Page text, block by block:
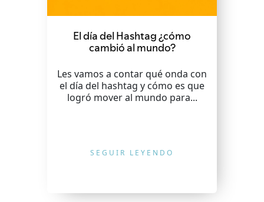
El día del Hashtag ¿cómo
cambió al mundo?
Les vamos a contar qué onda con
el día del hashtag y cómo es que
logró mover al mundo para...
SEGUIR LEYENDO